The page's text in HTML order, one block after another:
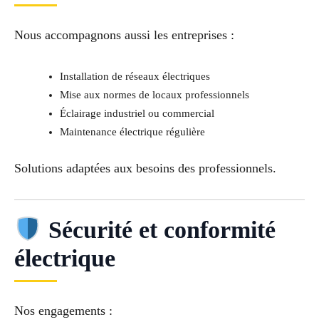
Nous accompagnons aussi les entreprises :
Installation de réseaux électriques
Mise aux normes de locaux professionnels
Éclairage industriel ou commercial
Maintenance électrique régulière
Solutions adaptées aux besoins des professionnels.
Sécurité et conformité
électrique
Nos engagements :